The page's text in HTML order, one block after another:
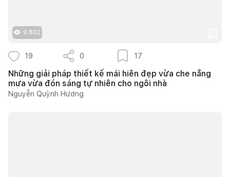
9.802
19 0 17
Những giải pháp thiết kế mái hiên đẹp vừa che nắng
mưa vừa đón sáng tự nhiên cho ngôi nhà
Nguyễn Quỳnh Hương